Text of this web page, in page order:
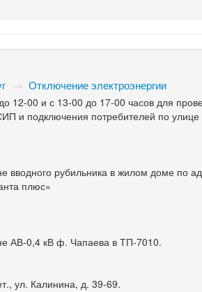
→ Отключение электроэнергии
12-00 и с 13-00 до 17-00 часов для
и подключения потребителей по
вводного рубильника в жилом доме по
плюс»
АВ-0,4 кВ ф. Чапаева в ТП-7010.
ул. Калинина, д. 39-69.